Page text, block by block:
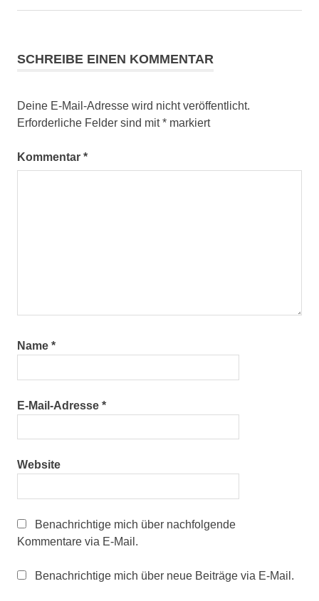
SCHREIBE EINEN KOMMENTAR
Deine E-Mail-Adresse wird nicht veröffentlicht.
Erforderliche Felder sind mit* markiert
Kommentar *
Name *
E-Mail-Adresse *
Website
Benachrichtige mich über nachfolgende
Kommentare via E-Mail.
Benachrichtige mich über neue Beiträge via E-Mail.